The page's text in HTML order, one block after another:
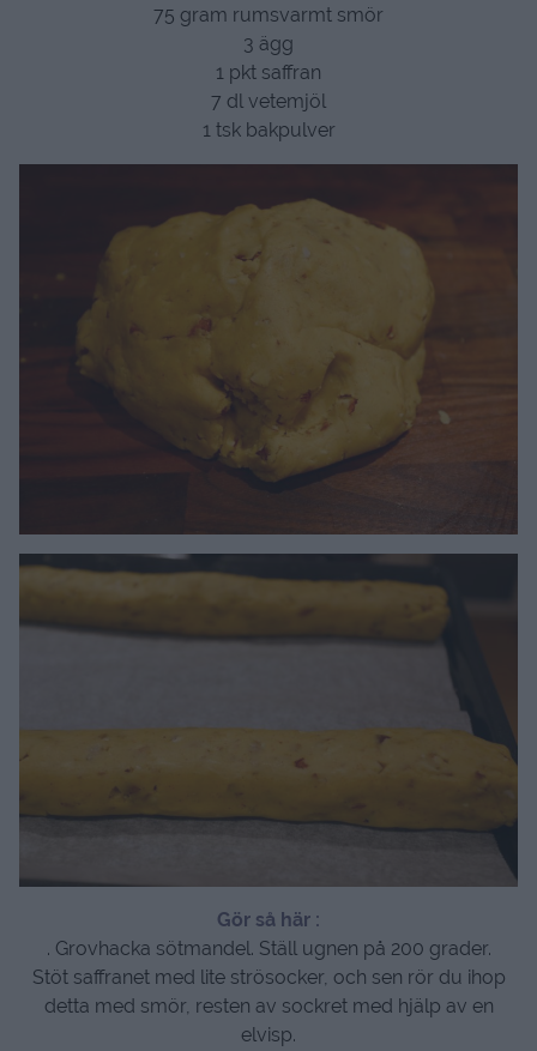
75 gram rumsvarmt smör
3 ägg
1 pkt saffran
7 dl vetemjöl
1 tsk bakpulver
Gör så här :
. Grovhacka sötmandel. Ställ ugnen på 200 grader.
Stöt saffranet med lite strösocker, och sen rör du ihop
detta med smör, resten av sockret med hjälp av en
elvisp.